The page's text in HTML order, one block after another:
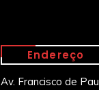
Endereço
Av. Francisco de